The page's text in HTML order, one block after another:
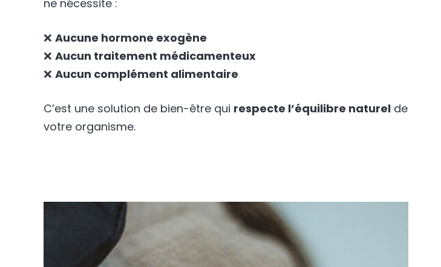
ne nécessite :
❌ Aucune hormone exogène
❌ Aucun traitement médicamenteux
❌ Aucun complément alimentaire
C’est une solution de bien-être qui respecte l’équilibre naturel de
votre organisme.